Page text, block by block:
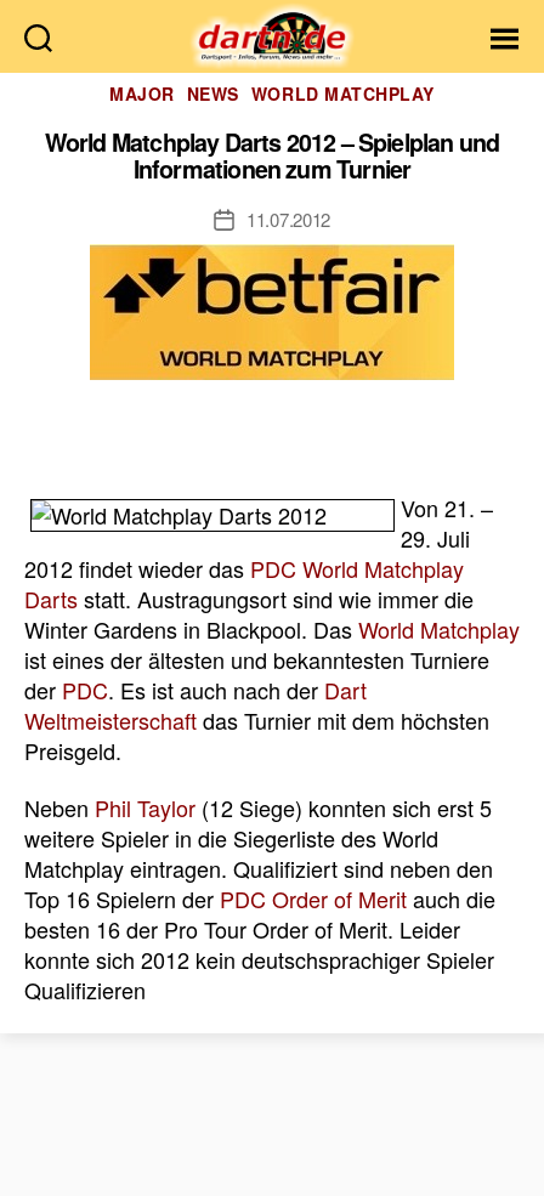
Dartn.de
Kategorien
MAJOR NEWS WORLD MATCHPLAY
World Matchplay Darts 2012 – Spielplan und
Informationen zum Turnier
Veröffentlichungsdatum
11.07.2012
Von 21. –
29. Juli
2012 findet wieder das PDC World Matchplay
Dartsstatt. Austragungsort sind wie immer die
Winter Gardens in Blackpool. DasWorld Matchplay
ist eines der ältesten und bekanntesten Turniere
der PDC. Es ist auch nach der Dart
Weltmeisterschaftdas Turnier mit dem höchsten
Preisgeld.
Neben Phil Taylor (12 Siege) konnten sich erst 5
weitere Spieler in die Siegerliste des World
Matchplay eintragen. Qualifiziert sind neben den
Top 16 Spielern der PDC Order of Meritauch die
besten 16 der Pro Tour Order of Merit. Leider
konnte sich 2012 kein deutschsprachiger Spieler
Qualifizieren